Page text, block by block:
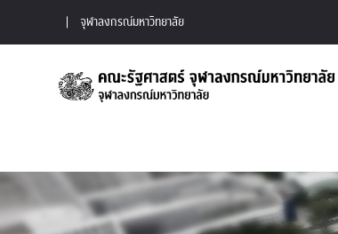
จุฬาลงกรณ์มหาวิทยาลัย